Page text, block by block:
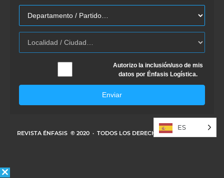
Autorizo la inclusión/uso de mis
datos por Énfasis Logística.
Enviar
REVISTA ÉNFASIS © 2020 · TODOS LOS DERECHOS RESERVADOS
ES